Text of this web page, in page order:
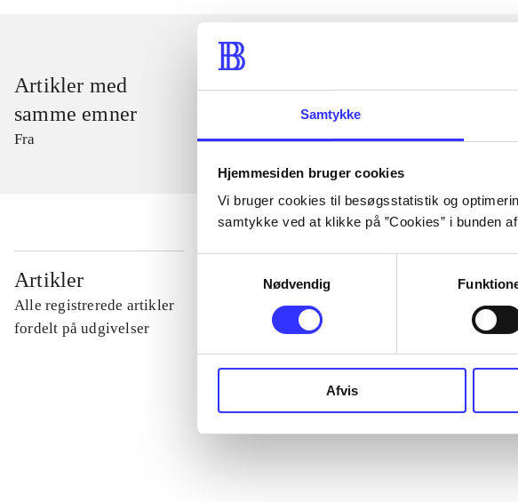
Samtykke
Hjemmesiden bruger cookies
Vi bruger cookies til besøgsstatistik og
samtykke ved at klikke på ”Cookies” i bunden
Nødvendig
Afvis
Artikler med
samme emner
Fra
Artikler
Alle registrerede artikler
fordelt på udgivelser
...